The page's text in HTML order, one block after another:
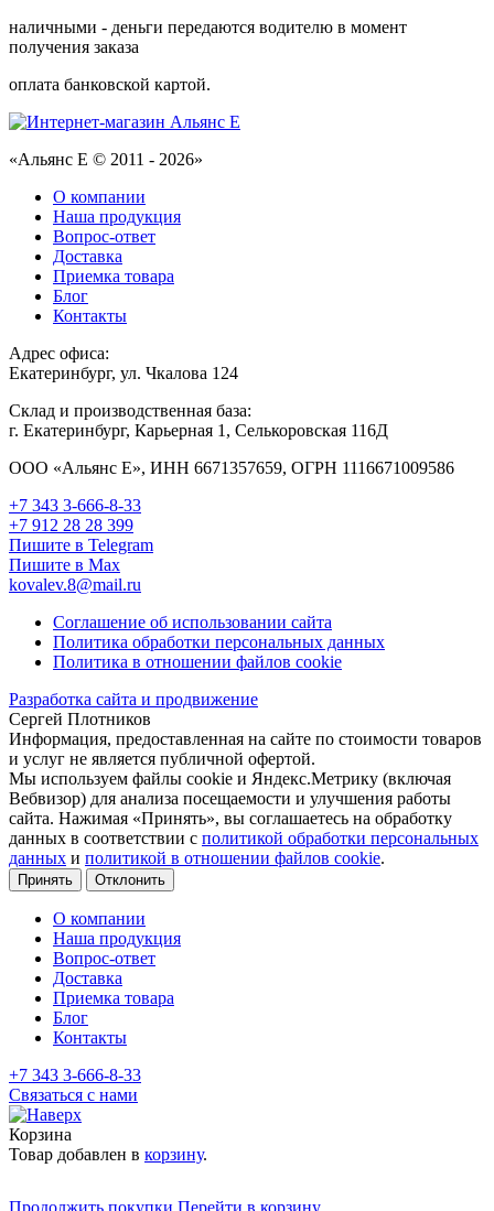
наличными - деньги передаются водителю в момент
получения заказа
оплата банковской картой.
«Альянс Е © 2011 - 2026»
О компании
Наша продукция
Вопрос-ответ
Доставка
Приемка товара
Блог
Контакты
Адрес офиса:
Екатеринбург, ул. Чкалова 124
Склад и производственная база:
г. Екатеринбург, Карьерная 1, Селькоровская 116Д
ООО «Альянс Е», ИНН 6671357659, ОГРН 1116671009586
+7 343 3-666-8-33
+7 912 28 28 399
Пишите в Telegram
Пишите в Max
kovalev.8@mail.ru
Соглашение об использовании сайта
Политика обработки персональных данных
Политика в отношении файлов cookie
Разработка сайта и продвижение
Сергей Плотников
Информация, предоставленная на сайте по стоимости товаров
и услуг не является публичной офертой.
Мы используем файлы cookie и Яндекс.Метрику (включая
Вебвизор) для анализа посещаемости и улучшения работы
сайта. Нажимая «Принять», вы соглашаетесь на обработку
данных в соответствии с политикой обработки персональных
данных и политикой в отношении файлов cookie.
Принять Отклонить
О компании
Наша продукция
Вопрос-ответ
Доставка
Приемка товара
Блог
Контакты
+7 343 3-666-8-33
Связаться с нами
Корзина
Товар добавлен в корзину.
Продолжить покупки Перейти в корзину